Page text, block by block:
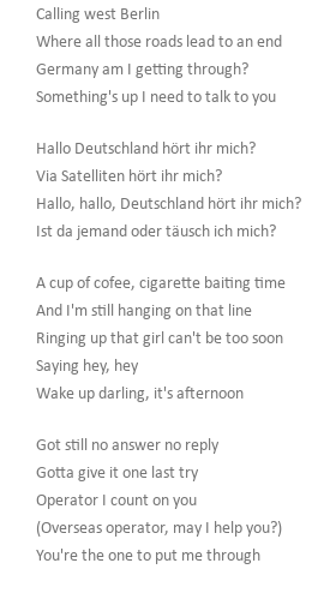
Calling west Berlin
Where all those roads lead to an end
Germany am I getting through?
Something's up I need to talk to you
Hallo Deutschland hört ihr mich?
Via Satelliten hört ihr mich?
Hallo, hallo, Deutschland hört ihr mich?
Ist da jemand oder täusch ich mich?
A cup of cofee, cigarette baiting time
And I'm still hanging on that line
Ringing up that girl can't be too soon
Saying hey, hey
Wake up darling, it's afternoon
Got still no answer no reply
Gotta give it one last try
Operator I count on you
(Overseas operator, may I help you?)
You're the one to put me through